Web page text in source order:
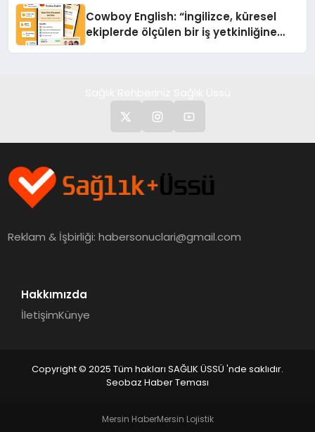
Cowboy English: “İngilizce, küresel
ekiplerde ölçülen bir iş yetkinliğine
Reklam & İşbirliği:habersonuclari@gmail.com
Hakkımızda
İletişimKünye
Copyright © 2025 Tüm hakları SAĞLIK ÜSSÜ 'nde saklıdır.
Seobaz Haber Teması
Mersin HaberMersin Lojistik